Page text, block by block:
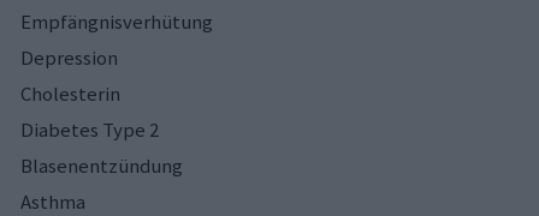
Empfängnisverhütung
Depression
Cholesterin
Diabetes Type 2
Blasenentzündung
Asthma